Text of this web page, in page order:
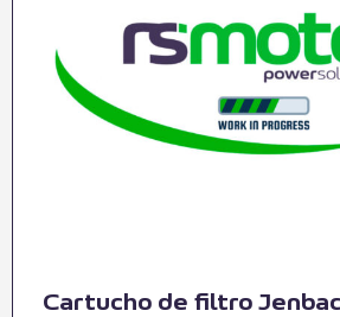
Cartucho de filtro